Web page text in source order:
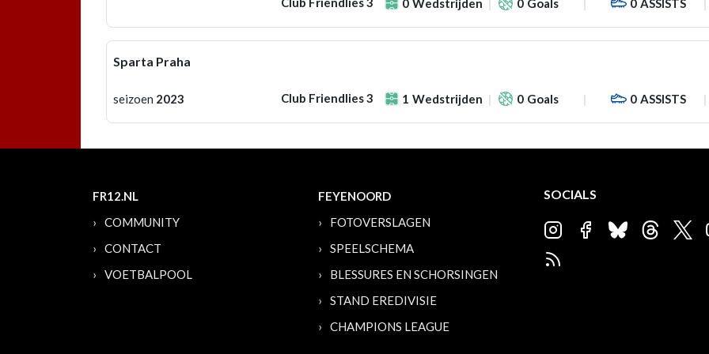
Sparta Praha
seizoen 2023 Club Friendlies 3 1 Wedstrijden 0 Goals 0 ASSISTS
FR12.NL
COMMUNITY
CONTACT
VOETBALPOOL
FEYENOORD
FOTOVERSLAGEN
SPEELSCHEMA
BLESSURES EN SCHORSINGEN
STAND EREDIVISIE
CHAMPIONS LEAGUE
SOCIALS